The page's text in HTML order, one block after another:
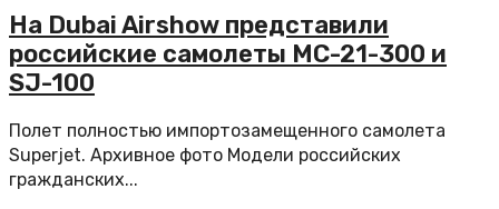
На Dubai Airshow представили
российские самолеты МС-21-300 и
SJ-100
Полет полностью импортозамещенного самолета
Superjet. Архивное фото Модели российских
гражданских...